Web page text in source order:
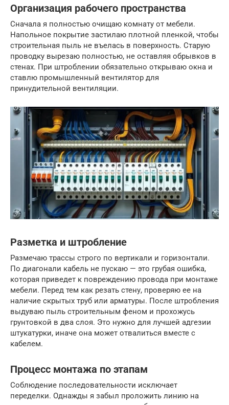
Организация рабочего пространства
Сначала я полностью очищаю комнату от мебели.
Напольное покрытие застилаю плотной пленкой, чтобы
строительная пыль не въелась в поверхность. Старую
проводку вырезаю полностью, не оставляя обрывков в
стенах. При штроблении обязательно открываю окна и
ставлю промышленный вентилятор для
принудительной вентиляции.
Разметка и штробление
Размечаю трассы строго по вертикали и горизонтали.
По диагонали кабель не пускаю — это грубая ошибка,
которая приведет к повреждению провода при монтаже
мебели. Перед тем как резать стену, проверяю ее на
наличие скрытых труб или арматуры. После штробления
выдуваю пыль строительным феном и прохожусь
грунтовкой в два слоя. Это нужно для лучшей адгезии
штукатурки, иначе она может отвалиться вместе с
кабелем.
Процесс монтажа по этапам
Соблюдение последовательности исключает
переделки. Однажды я забыл проложить линию на